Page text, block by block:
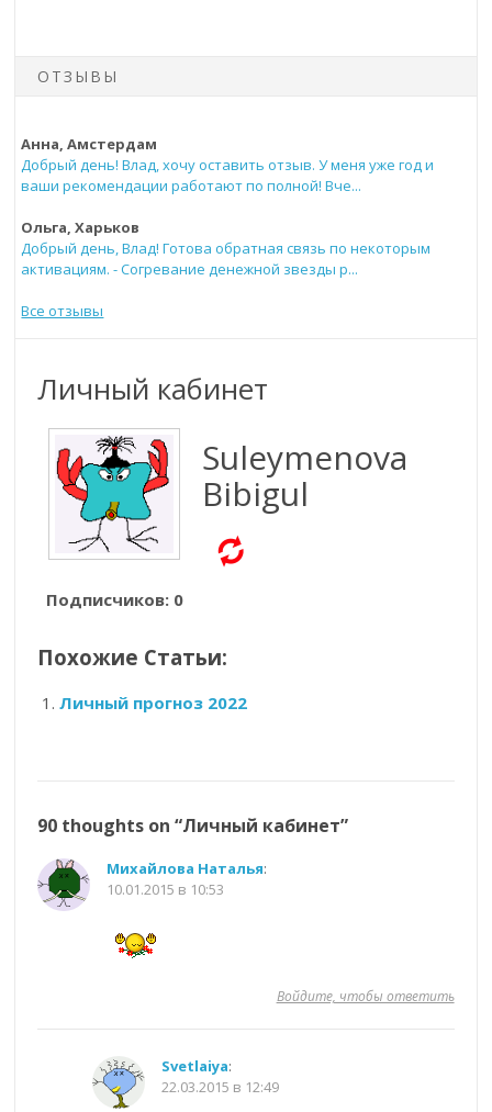
ОТЗЫВЫ
Анна, Амстердам
Добрый день! Влад, хочу оставить отзыв. У меня уже год и
ваши рекомендации работают по полной! Вче...
Ольга, Харьков
Добрый день, Влад! Готова обратная связь по некоторым
активациям. - Согревание денежной звезды р...
Все отзывы
Личный кабинет
Подписчиков: 0
Suleymenova
Bibigul
Похожие Статьи:
Личный прогноз 2022
90 thoughts on “Личный кабинет”
Михайлова Наталья:
10.01.2015 в 10:53
Войдите, чтобы ответить
Svetlaiya:
22.03.2015 в 12:49